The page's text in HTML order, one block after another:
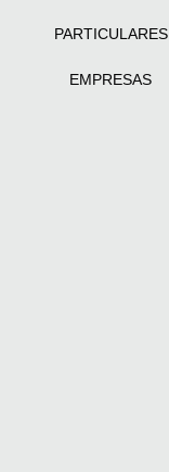
PARTICULARES
EMPRESAS